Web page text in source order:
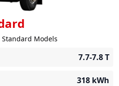
Standard Models
7.7-7.8T
318 kWh